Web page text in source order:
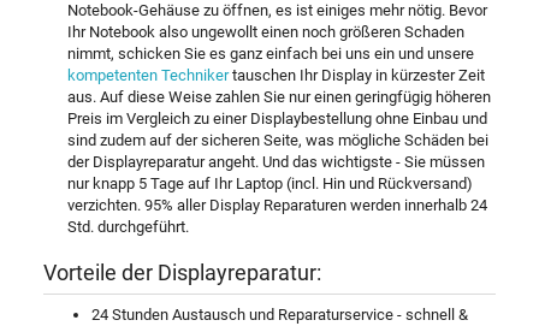
Notebook-Gehäuse zu öffnen, es ist einiges mehr nötig. Bevor
Ihr Notebook also ungewollt einen noch größeren Schaden
nimmt, schicken Sie es ganz einfach bei uns ein und unsere
kompetenten Technikertauschen Ihr Display in kürzester Zeit
aus. Auf diese Weise zahlen Sie nur einen geringfügig höheren
Preis im Vergleich zu einer Displaybestellung ohne Einbau und
sind zudem auf der sicheren Seite, was mögliche Schäden bei
der Displayreparatur angeht. Und das wichtigste - Sie müssen
nur knapp 5 Tage auf Ihr Laptop (incl. Hin und Rückversand)
verzichten. 95% aller Display Reparaturen werden innerhalb 24
Std. durchgeführt.
Vorteile der Displayreparatur:
24 Stunden Austausch und Reparaturservice - schnell &